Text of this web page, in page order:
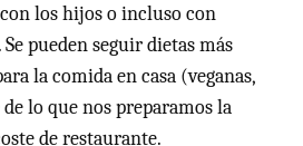
los hijos o incluso con
pueden seguir dietas más
la comida en casa (veganas,
lo que nos preparamos la
de restaurante.